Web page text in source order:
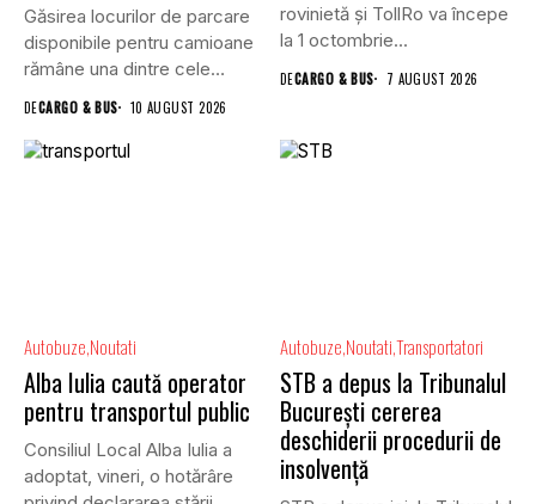
Găsirea locurilor de parcare
disponibile pentru camioane
rămâne una dintre cele
DECARGO & BUS 10 AUGUST 2026
rovinietă și TollRo va începe
la 1 octombrie...
DECARGO & BUS 7 AUGUST 2026
Autobuze Noutati
Alba Iulia caută operator
pentru transportul public
Consiliul Local Alba Iulia a
adoptat, vineri, o hotărâre
Autobuze NoutatiTransportatori
STB a depus la Tribunalul
București cererea
deschiderii procedurii de
insolvență